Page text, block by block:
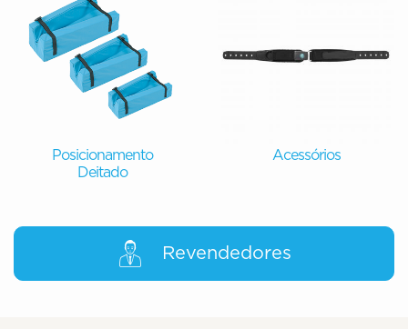
Posicionamento
Deitado
Acessórios
Revendedores